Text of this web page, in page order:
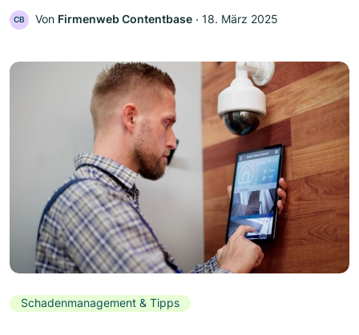
CB Von Firmenweb Contentbase ‧ 18. März 2025
Schadenmanagement & Tipps